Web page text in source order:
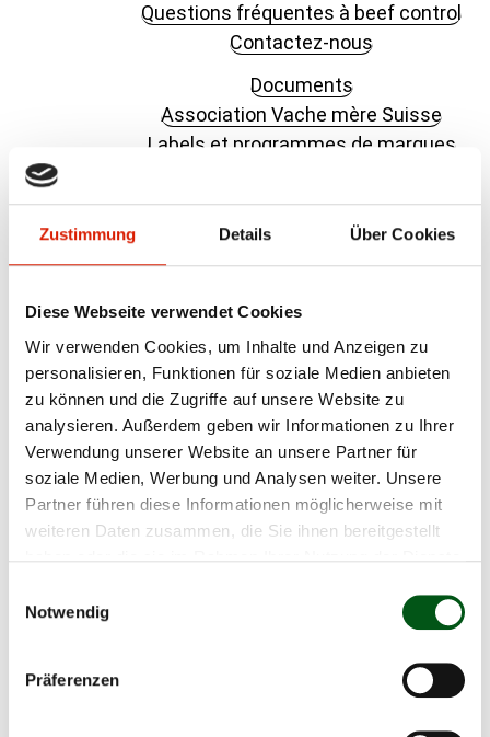
Zustimmung Details Über Cookies
Diese Webseite verwendet Cookies
Wir verwenden Cookies, um Inhalte und Anzeigen zu
personalisieren, Funktionen für soziale Medien anbieten
zu können und die Zugriffe auf unsere Website zu
analysieren. Außerdem geben wir Informationen zu Ihrer
Verwendung unserer Website an unsere Partner für
soziale Medien, Werbung und Analysen weiter. Unsere
Partner führen diese Informationen möglicherweise mit
weiteren Daten zusammen, die Sie ihnen bereitgestellt
Notwendig
Präferenzen
Questions fréquentes à beef control
Contactez-nous
Documents
Association Vache mère Suisse
Labels et programmes de marques
(HBBV)
Services aux producteurs
beef control
Documents Archives
Vache mère Suisse
Comité
Vous êtes ici: Vache mère Suisse
Mathias Gerber